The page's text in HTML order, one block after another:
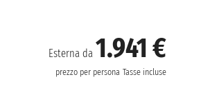
Esterna da 1.941 €
prezzo per persona Tasse incluse